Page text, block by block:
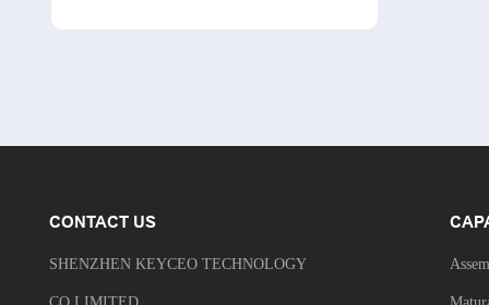
CONTACT US
SHENZHEN KEYCEO TECHNOLOGY